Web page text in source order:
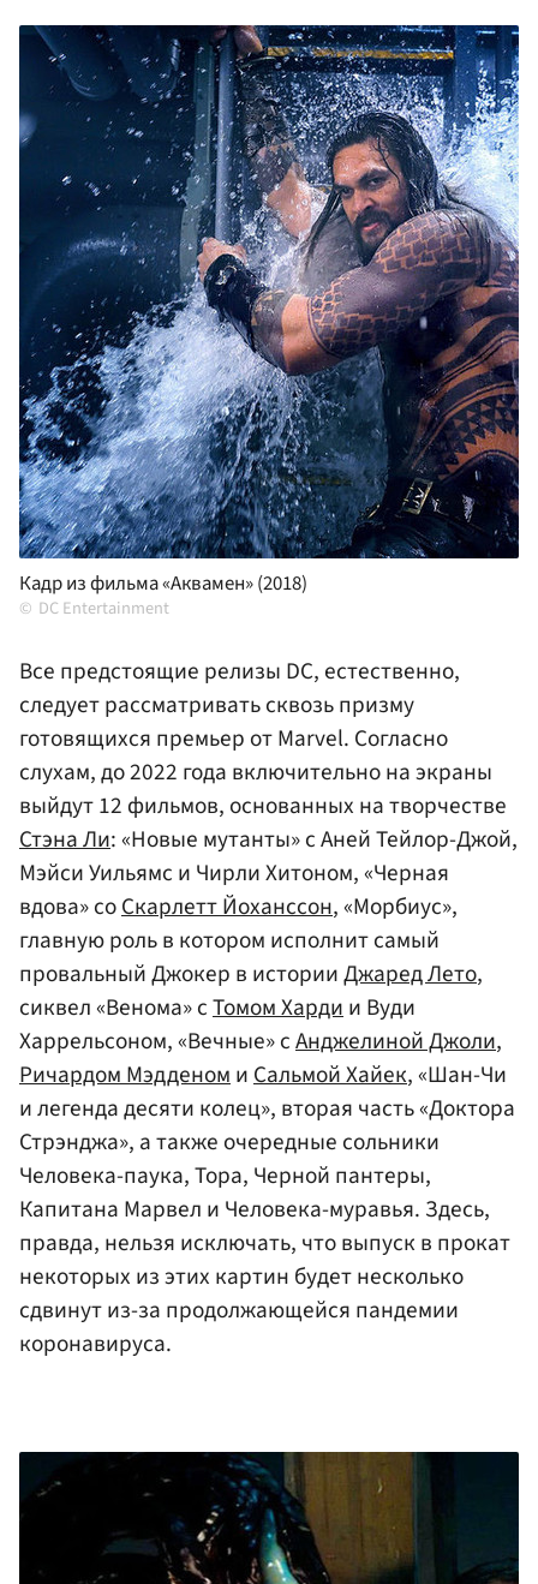
Кадр из фильма «Аквамен» (2018)
DC Entertainment
Все предстоящие релизы DC, естественно,
следует рассматривать сквозь призму
готовящихся премьер от Marvel. Согласно
слухам, до 2022 года включительно на экраны
выйдут 12 фильмов, основанных на творчестве
Стэна Ли: «Новые мутанты» с Аней Тейлор-Джой,
Мэйси Уильямс и Чирли Хитоном, «Черная
вдова» соСкарлетт Йоханссон, «Морбиус»,
главную роль в котором исполнит самый
провальный Джокер в историиДжаред Лето,
сиквел «Венома» сТомом Харди и Вуди
Харрельсоном, «Вечные» сАнджелиной Джоли,
Ричардом Мэдденом и Сальмой Хайек, «Шан-Чи
и легенда десяти колец», вторая часть «Доктора
Стрэнджа», а также очередные сольники
Человека-паука, Тора, Черной пантеры,
Капитана Марвел и Человека-муравья. Здесь,
правда, нельзя исключать, что выпуск в прокат
некоторых из этих картин будет несколько
сдвинут из-за продолжающейся пандемии
коронавируса.